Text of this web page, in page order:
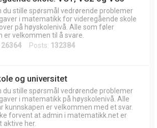
du stille spørsmål vedrørende problemer
i matematikk for videregående skole
på høyskolenivå. Alle som føler
er velkommen til å svare.
26364 Posts: 132384
og universitet
du stille spørsmål vedrørende problemer
i matematikk på høyskolenivå. Alle
kunnskapen er velkommen med et svar.
forvent at admin i matematikk.net er
aktive her.